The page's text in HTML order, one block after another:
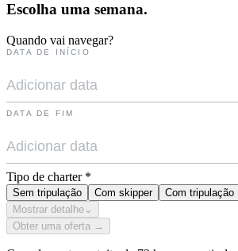
Escolha uma semana.
Quando vai navegar?
DATA DE INÍCIO
DATA DE FIM
Tipo de charter *
Sem tripulação Com skipper
Com tripulação
Mostrar detalhe ⌄
Obter uma oferta →